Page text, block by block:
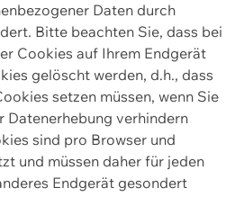
Daten durch
Bitte beachten Sie, dass bei
Cookies auf Ihrem Endgerät
gelöscht werden, d.h., dass
setzen müssen, wenn Sie
Datenerhebung verhindern
sind pro Browser und
und müssen daher für jeden
Endgerät gesondert